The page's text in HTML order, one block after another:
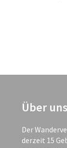
Über uns
Der
derzeit 15